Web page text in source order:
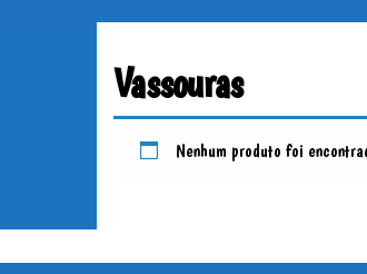
Porto
para
Vassouras
Nenhum produto foi